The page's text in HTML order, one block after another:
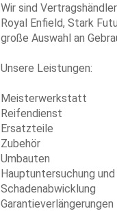
Wir sind
Royal Enfield, Stark
große Auswahl an
Unsere Leistungen:
Meisterwerkstatt
Reifendienst
Ersatzteile
Zubehör
Umbauten
Hauptuntersuchung
Schadenabwicklung
Garantieverlängerungen